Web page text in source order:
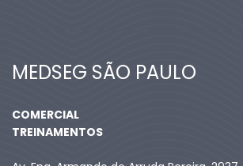
MEDSEG SÃO PAULO
COMERCIAL
TREINAMENTOS